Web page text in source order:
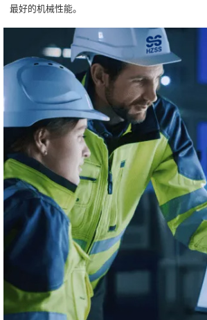
最好的机械性能。